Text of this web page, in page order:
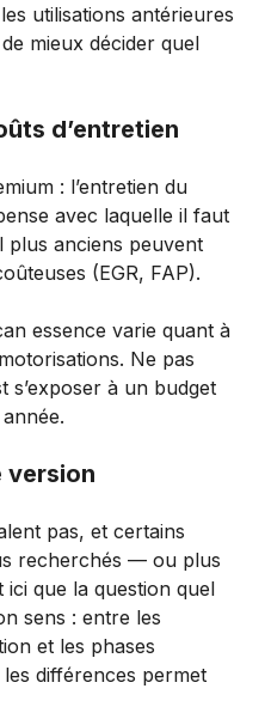
utilisations antérieures
mieux décider quel
d’entretien
: l’entretien du
avec laquelle il faut
plus anciens peuvent
(EGR, FAP).
essence varie quant à
Ne pas
s’exposer à un budget
version
pas, et certains
recherchés — ou plus
ici que la question quel
sens : entre les
et les phases
différences permet